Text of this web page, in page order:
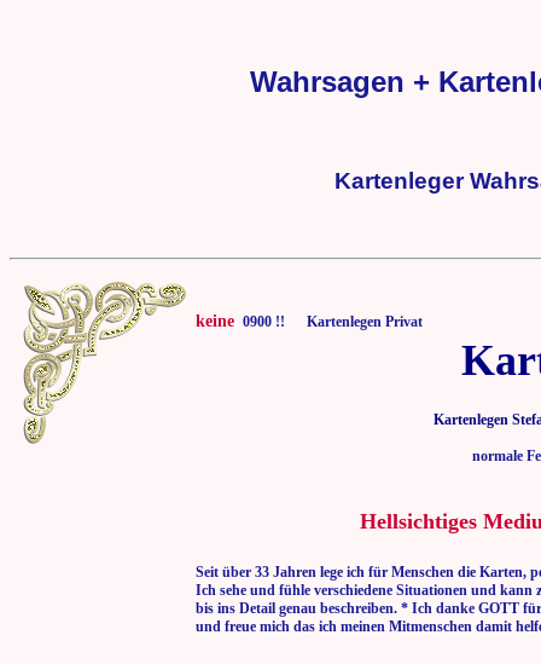
Wahrsagen +
Kartenleger
keine 0900 !! Kartenlegen Privat
Kartenlegen
normale
Hellsichtiges
Seit über 33 Jahren lege ich für Menschen die Karten,
Ich sehe und fühle verschiedene Situationen und kann
bis ins Detail genau beschreiben. * Ich danke GOTT
und freue mich das ich meinen Mitmenschen damit